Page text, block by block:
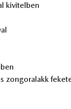
ki­vi­tel­ben
zon­go­ra­lakk